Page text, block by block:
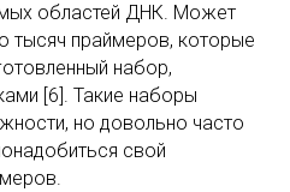
областей ДНК. Может
тысяч праймеров, которые
набор,
[6]. Такие наборы
но довольно часто
свой